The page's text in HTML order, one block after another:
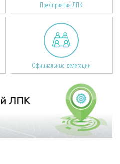
Предприятия ЛПК
Официальные делегации